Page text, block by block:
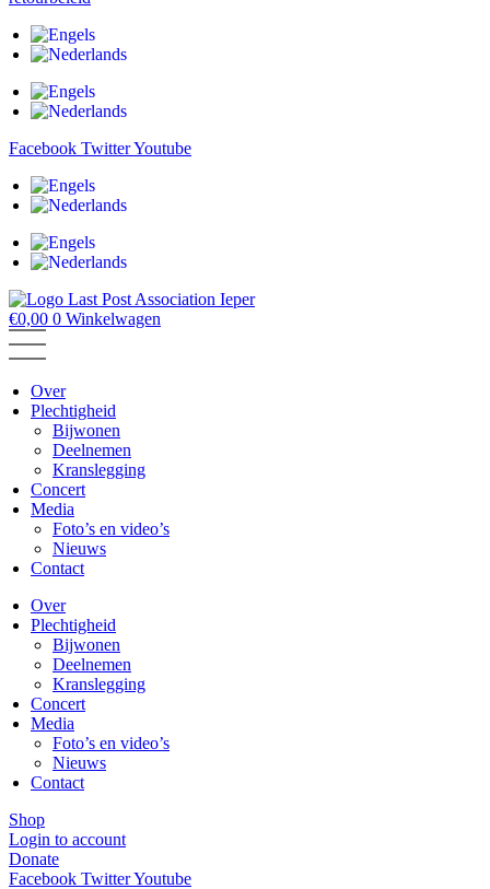
Facebook TwitterYoutube
€0,00 0 Winkelwagen
Over
Plechtigheid
Bijwonen
Deelnemen
Kranslegging
Concert
Media
Foto’s en video’s
Nieuws
Contact
Over
Plechtigheid
Bijwonen
Deelnemen
Kranslegging
Concert
Media
Foto’s en video’s
Nieuws
Contact
Shop
Login to account
Donate
Facebook TwitterYoutube